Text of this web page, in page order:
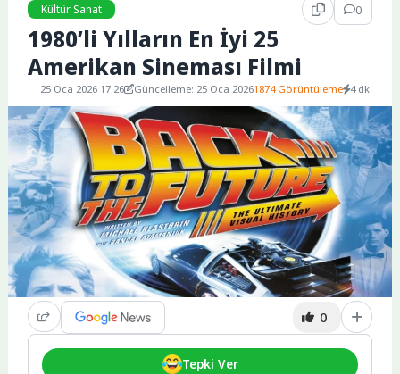
Kültür Sanat
0
1980’li Yılların En İyi 25
Amerikan Sineması Filmi
25 Oca 2026 17:26 Güncelleme: 25 Oca 20261874 Görüntüleme 4 dk.
0
Tepki Ver